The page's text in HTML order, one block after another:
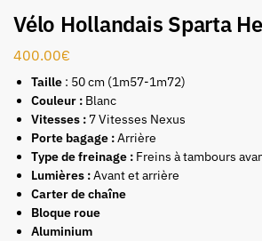
Vélo Hollandais Sparta
400.00€
Taille : 50 cm (1m57-1m72)
Couleur : Blanc
Vitesses : 7 Vitesses Nexus
Porte bagage :Arrière
Type de freinage : Freins à tambours
Lumières :Avant et arrière
Carter de chaîne
Bloque roue
Aluminium